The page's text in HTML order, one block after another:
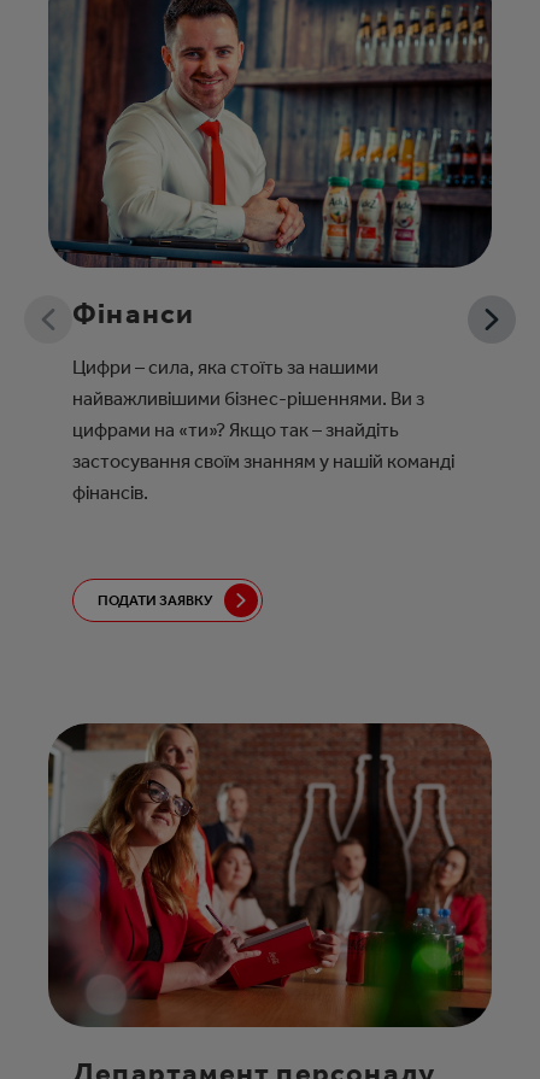
Фінанси
Цифри – сила, яка стоїть за нашими
найважливішими бізнес-рішеннями. Ви з
цифрами на «ти»? Якщо так – знайдіть
застосування своїм знанням у нашій команді
фінансів.
ПОДАТИ ЗАЯВКУ